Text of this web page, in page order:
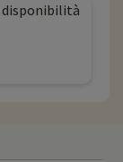
disponibilità